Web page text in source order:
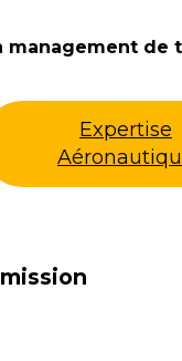
management de
Expertise